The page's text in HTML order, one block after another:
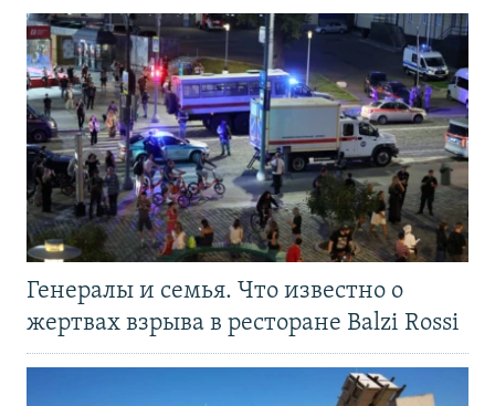
Генералы и семья. Что известно о
жертвах взрыва в ресторане Balzi Rossi